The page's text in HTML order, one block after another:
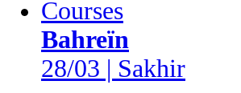
Courses
Bahreïn
28/03 | Sakhir